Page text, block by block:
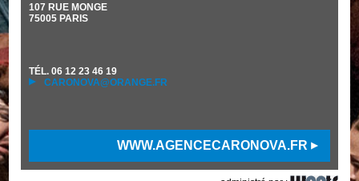
107 RUE MONGE
75005 PARIS
TÉL.06 12 23 46 19
CARONOVA@ORANGE.FR
WWW.AGENCECARONOVA.FR